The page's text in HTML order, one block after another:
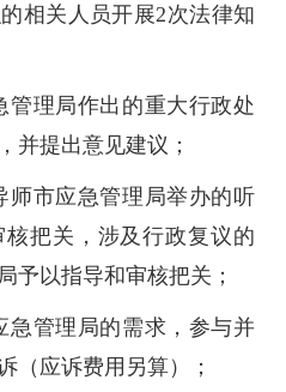
相关人员开展2次法律知
管理局作出的重大行政处
并提出意见建议；
师市应急管理局举办的听
把关，涉及行政复议的
予以指导和审核把关；
急管理局的需求，参与并
（应诉费用另算）；